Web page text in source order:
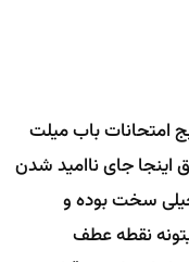
امتحانات باب میلت
اینجا جای ناامید شدن
سخت بوده و
نقطه عطف